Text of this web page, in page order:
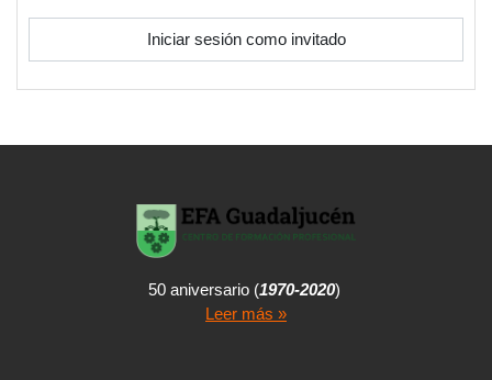
Iniciar sesión como invitado
50 aniversario (1970-2020)
Leer más »